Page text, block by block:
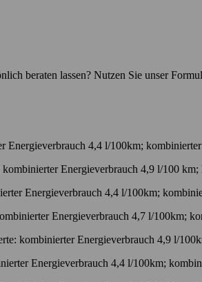
beraten lassen? Nutzen Sie unser
Energieverbrauch 4,4 l/100km;
Energieverbrauch 4,9 l/100
Energieverbrauch 4,4 l/100km;
Energieverbrauch 4,7 l/100km;
kombinierter Energieverbrauch 4,9 l/
Energieverbrauch 4,4 l/100km;